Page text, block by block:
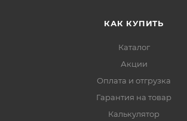
КАК КУПИТЬ
Каталог
Акции
Оплата и отгрузка
Гарантия на товар
Калькулятор